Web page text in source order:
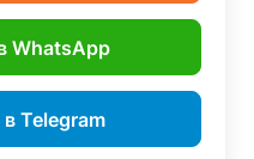
WhatsApp
в Telegram